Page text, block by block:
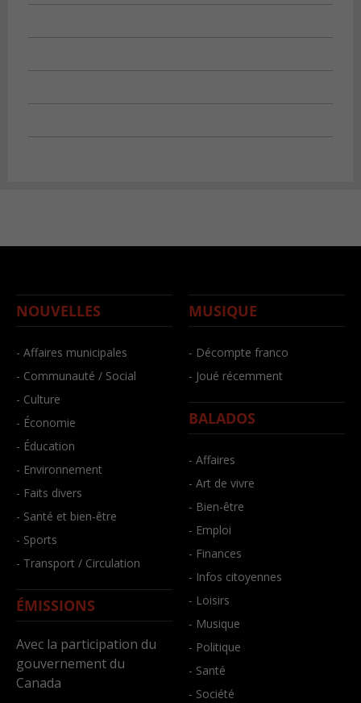
NOUVELLES
- Affaires municipales
- Communauté / Social
- Culture
- Économie
- Éducation
- Environnement
- Faits divers
- Santé et bien-être
- Sports
- Transport / Circulation
ÉMISSIONS
Avec la participation du
gouvernement du
Canada
MUSIQUE
- Décompte franco
- Joué récemment
BALADOS
- Affaires
- Art de vivre
- Bien-être
- Emploi
- Finances
- Infos citoyennes
- Loisirs
- Musique
- Politique
- Santé
- Société